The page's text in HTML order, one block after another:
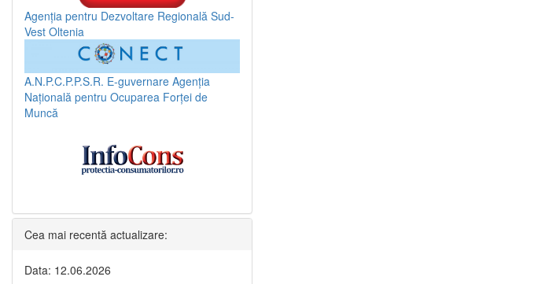
Agenția pentru Dezvoltare Regională Sud-
Vest Oltenia
A.N.P.C.P.P.S.R. E-guvernare Agenția
Națională pentru Ocuparea Forței de
Muncă
Cea mai recentă actualizare:
Data: 12.06.2026